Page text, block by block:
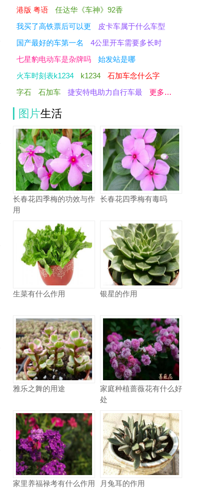
港版 粤语
任达华《车神》92香
我买了高铁票后可以更
皮卡车属于什么车型
国产最好的车第一名
4公里开车需要多长时
七星豹电动车是杂牌吗
始发站是哪
火车时刻表k1234
k1234
石加车念什么字
字石
石加车 捷安特电助力自行车最 更多…
图片生活
长春花四季梅的功效与作
用
长春花四季梅有毒吗
生菜有什么作用 银星的作用
雅乐之舞的用途
家庭种植蔷薇花有什么好
处
家里养福禄考有什么作用 月兔耳的作用